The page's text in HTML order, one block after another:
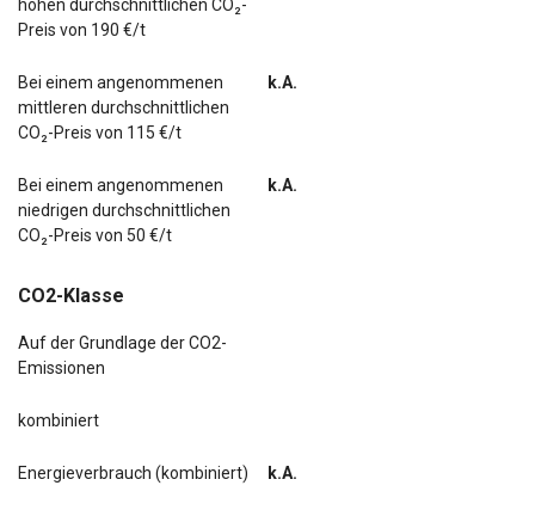
hohen durchschnittlichen CO₂-
Preis von 190 €/t
Bei einem angenommenen
mittleren durchschnittlichen
CO₂-Preis von 115 €/t
k.A.
Bei einem angenommenen
niedrigen durchschnittlichen
CO₂-Preis von 50 €/t
k.A.
CO2-Klasse
Auf der Grundlage der CO2-
Emissionen
kombiniert
Energieverbrauch (kombiniert) k.A.